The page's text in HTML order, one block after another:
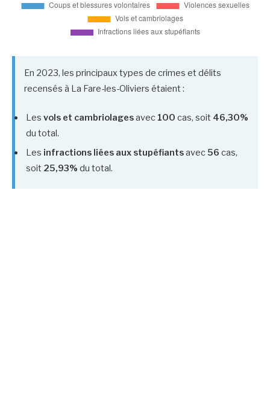
En 2023, les principaux types de crimes et délits
recensés à La Fare-les-Oliviers étaient :
Les vols et cambriolagesavec 100 cas, soit 46,30%
du total.
Les infractions liées aux stupéfiantsavec56 cas,
soit 25,93% du total.